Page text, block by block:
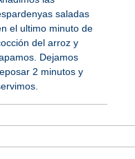
saladas
el ultimo minuto de
del arroz y
Dejamos
2 minutos y